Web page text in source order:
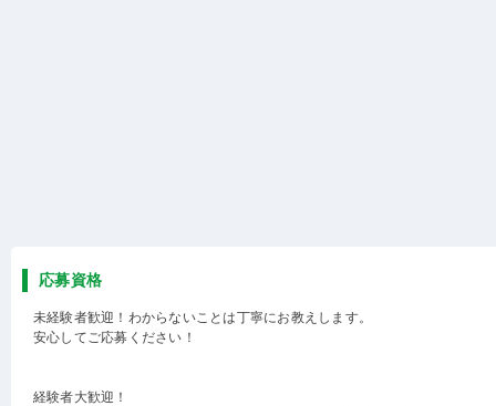
応募資格
未経験者歓迎！わからないことは丁寧にお教えします。
安心してご応募ください！
経験者大歓迎！